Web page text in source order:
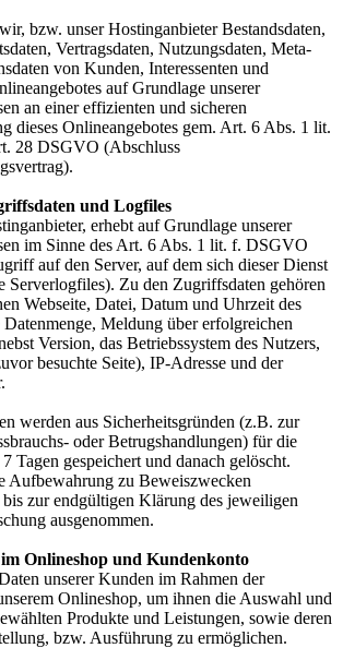
bzw. unser Hostinganbieter Bestandsdaten,
Vertragsdaten, Nutzungsdaten, Meta-
von Kunden, Interessenten und
auf Grundlage unserer
an einer effizienten und sicheren
dieses Onlineangebotes gem. Art. 6 Abs. 1 lit.
28 DSGVO (Abschluss
und Logfiles
erhebt auf Grundlage unserer
im Sinne des Art. 6 Abs. 1 lit. f. DSGVO
auf den Server, auf dem sich dieser Dienst
Serverlogfiles). Zu den Zugriffsdaten gehören
Webseite, Datei, Datum und Uhrzeit des
Meldung über erfolgreichen
Version, das Betriebssystem des Nutzers,
besuchte Seite), IP-Adresse und der
werden aus Sicherheitsgründen (z.B. zur
oder Betrugshandlungen) für die
Tagen gespeichert und danach gelöscht.
Aufbewahrung zu Beweiszwecken
zur endgültigen Klärung des jeweiligen
ausgenommen.
Onlineshop und Kundenkonto
unserer Kunden im Rahmen der
Onlineshop, um ihnen die Auswahl und
Produkte und Leistungen, sowie deren
bzw. Ausführung zu ermöglichen.